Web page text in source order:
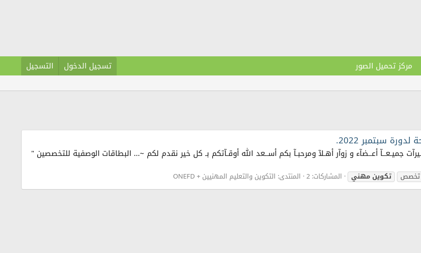
مركز تحميل الصور تسجيل الدخول التسجيل
سبتمبر 2022.
جميـعــآ أعــضآء و زوآر أهـلآ ومرحبـآ بكم أســعد الله أوقـآتكم بـ كل خير نقدم لكم ~... البطاقات الوصفية للتخصصين "
تخصص تكوينمهني المشاركات: 2 المنتدى: التكوين والتعليم المهنيين + ONEFD